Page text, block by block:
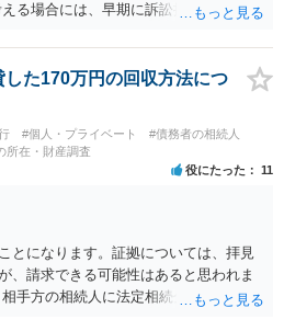
る場合には、早期に訴訟提起などを進
た170万円の回収方法につ
#個人・プライベート
#債務者の相続人
所在・財産調査
役にたった 11
とになります。証拠については、拝見
、請求できる可能性はあると思われま
手方の相続人に法定相続分に応じて請